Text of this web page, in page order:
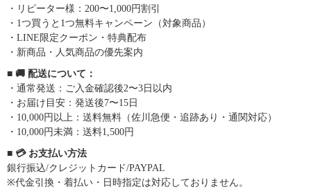
・リピーター様：200〜1,000円割引
・1つ買うと1つ無料キャンペーン（対象商品）
・LINE限定クーポン・特典配布
・新商品・人気商品の優先案内
■ 🚚 配送について：
・通常発送：ご入金確認後2〜3日以内
・お届け目安：発送後7〜15日
・10,000円以上：送料無料（佐川急便・追跡あり・通関対応）
・10,000円未満：送料1,500円
■ 💳 お支払い方法
銀行振込/クレジットカード/PAYPAL
※代金引換・着払い・日時指定は対応しておりません。